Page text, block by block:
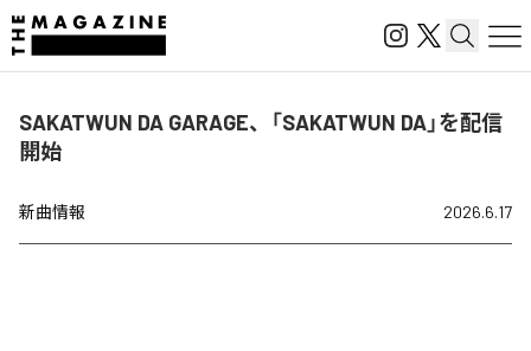
SAKATWUN DA GARAGE、「SAKATWUN DA」を配信
開始
新曲情報 2026.6.17